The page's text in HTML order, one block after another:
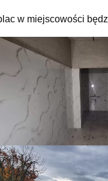
w miejscowości